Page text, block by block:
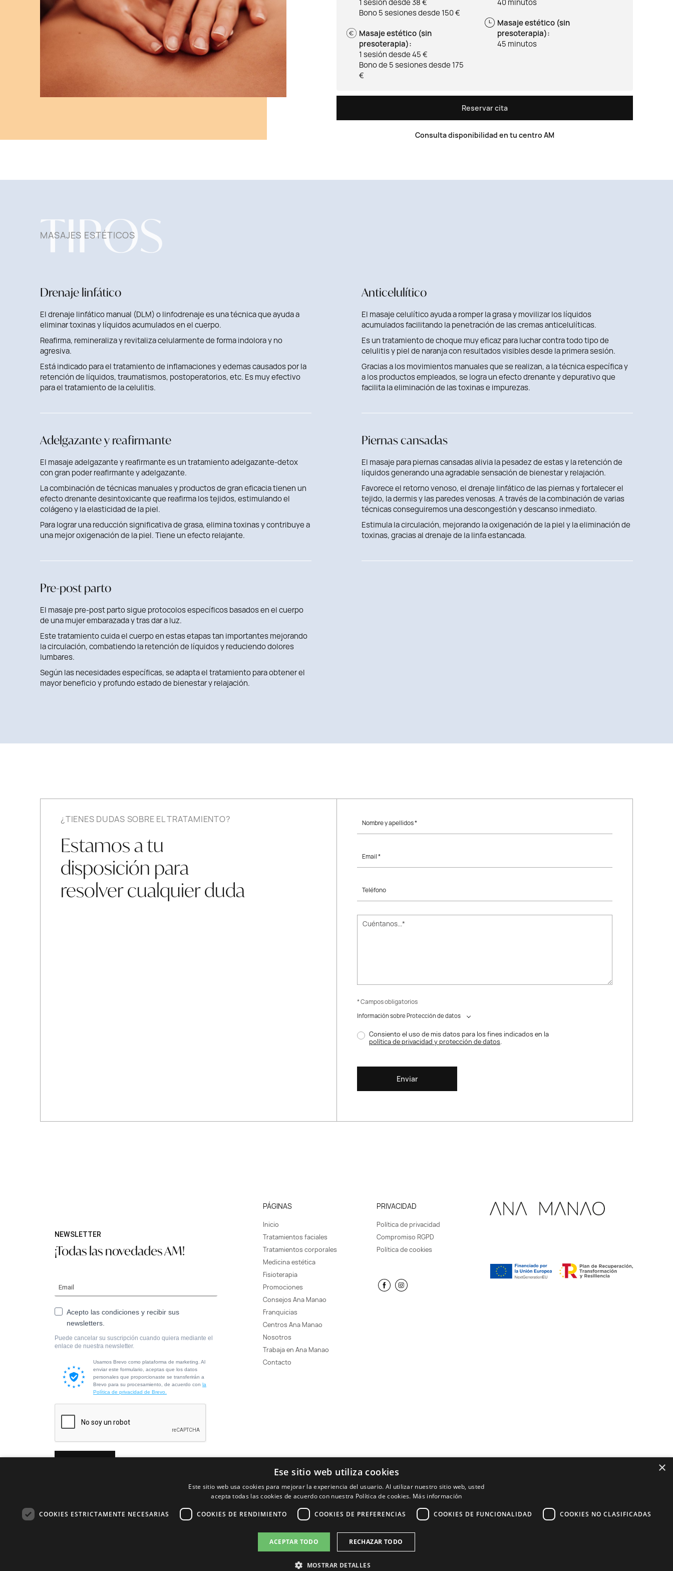
1 sesión desde 38 €
Bono 5 sesiones desde 150 €
Masaje estético (sin
presoterapia):
1 sesión desde 45 €
Bono de 5 sesiones desde 175
€
40 minutos
Masaje estético (sin
presoterapia):
45 minutos
Reservar cita
Consulta disponibilidad en tu centro AM
TIPOS
MASAJES ESTÉTICOS
Drenaje linfático
El drenaje linfático manual (DLM) o linfodrenaje es una técnica que ayuda a
eliminar toxinas y líquidos acumulados en el cuerpo.
Reafirma, remineraliza y revitaliza celularmente de forma indolora y no
agresiva.
Está indicado para el tratamiento de inflamaciones y edemas causados por la
retención de líquidos, traumatismos, postoperatorios, etc. Es muy efectivo
para el tratamiento de la celulitis.
Anticelulítico
El masaje celulítico ayuda a romper la grasa y movilizar los líquidos
acumulados facilitando la penetración de las cremas anticelulíticas.
Es un tratamiento de choque muy eficaz para luchar contra todo tipo de
celulitis y piel de naranja con resultados visibles desde la primera sesión.
Gracias a los movimientos manuales que se realizan, a la técnica específica y
a los productos empleados, se logra un efecto drenante y depurativo que
facilita la eliminación de las toxinas e impurezas.
Adelgazante y reafirmante
El masaje adelgazante y reafirmante es un tratamiento adelgazante-detox
con gran poder reafirmante y adelgazante.
La combinación de técnicas manuales y productos de gran eficacia tienen un
efecto drenante desintoxicante que reafirma los tejidos, estimulando el
colágeno y la elasticidad de la piel.
Para lograr una reducción significativa de grasa, elimina toxinas y contribuye a
una mejor oxigenación de la piel. Tiene un efecto relajante.
Piernas cansadas
El masaje para piernas cansadas alivia la pesadez de estas y la retención de
líquidos generando una agradable sensación de bienestar y relajación.
Favorece el retorno venoso, el drenaje linfático de las piernas y fortalecer el
tejido, la dermis y las paredes venosas. A través de la combinación de varias
técnicas conseguiremos una descongestión y descanso inmediato.
Estimula la circulación, mejorando la oxigenación de la piel y la eliminación de
toxinas, gracias al drenaje de la linfa estancada.
Pre-post parto
El masaje pre-post parto sigue protocolos específicos basados en el cuerpo
de una mujer embarazada y tras dar a luz.
Este tratamiento cuida el cuerpo en estas etapas tan importantes mejorando
la circulación, combatiendo la retención de líquidos y reduciendo dolores
lumbares.
Según las necesidades específicas, se adapta el tratamiento para obtener el
mayor beneficio y profundo estado de bienestar y relajación.
¿TIENES DUDAS SOBRE EL TRATAMIENTO?
Estamos a tu
disposición para
resolver cualquier duda
Nombre y apellidos *
Email *
Teléfono
* Campos obligatorios
Información sobre Protección de datos
Consiento el uso de mis datos para los fines indicados en la
política de privacidad y protección de datos.
Enviar
NEWSLETTER
¡Todas las novedades AM!
Acepto las condiciones y recibir sus
newsletters.
Puede cancelar su suscripción cuando quiera mediante el
enlace de nuestra newsletter.
Usamos Brevo como plataforma de marketing. Al
enviar este formulario, aceptas que los datos
personales que proporcionaste se transferirán a
Brevo para su procesamiento, de acuerdo con la
Política de privacidad de Brevo.
PÁGINAS
Inicio
Tratamientos faciales
Tratamientos corporales
Medicina estética
Fisioterapia
Promociones
Consejos Ana Manao
Franquicias
Centros Ana Manao
Nosotros
Trabaja en Ana Manao
Contacto
PRIVACIDAD
Política de privacidad
Compromiso RGPD
Política de cookies
© Ana Manao 2026. Todos los derechos reservados.
×
Ese sitio web utiliza cookies
Este sitio web usa cookies para mejorar la experiencia del usuario. Al utilizar nuestro sitio web, usted
acepta todas las cookies de acuerdo con nuestra Política de cookies. Más información
COOKIES ESTRICTAMENTE NECESARIAS COOKIES DE RENDIMIENTO COOKIES DE PREFERENCIAS COOKIES DE FUNCIONALIDAD COOKIES NO CLASIFICADAS
ACEPTAR TODO RECHAZAR TODO
MOSTRAR DETALLES